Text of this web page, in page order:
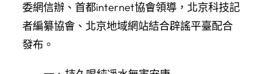
委網信辦、首都internet協會領導，北京科技記
者編纂協會、北京地域網站結合辟謠平臺配合
發布。